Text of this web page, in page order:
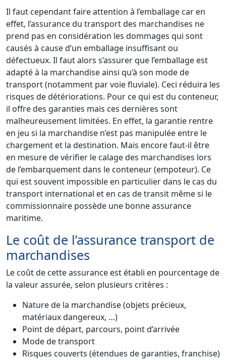
Il faut cependant faire attention à l’emballage car en
effet, l’assurance du transport des marchandises ne
prend pas en considération les dommages qui sont
causés à cause d’un emballage insuffisant ou
défectueux. Il faut alors s’assurer que l’emballage est
adapté à la marchandise ainsi qu’à son mode de
transport (notamment par voie fluviale). Ceci réduira les
risques de détériorations. Pour ce qui est du conteneur,
il offre des garanties mais ces dernières sont
malheureusement limitées. En effet, la garantie rentre
en jeu si la marchandise n’est pas manipulée entre le
chargement et la destination. Mais encore faut-il être
en mesure de vérifier le calage des marchandises lors
de l’embarquement dans le conteneur (empoteur). Ce
qui est souvent impossible en particulier dans le cas du
transport international et en cas de transit même si le
commissionnaire possède une bonne assurance
maritime.
Le coût de l’assurance transport de
marchandises
Le coût de cette assurance est établi en pourcentage de
la valeur assurée, selon plusieurs critères :
Nature de la marchandise (objets précieux,
matériaux dangereux, …)
Point de départ, parcours, point d’arrivée
Mode de transport
Risques couverts (étendues de garanties, franchise)